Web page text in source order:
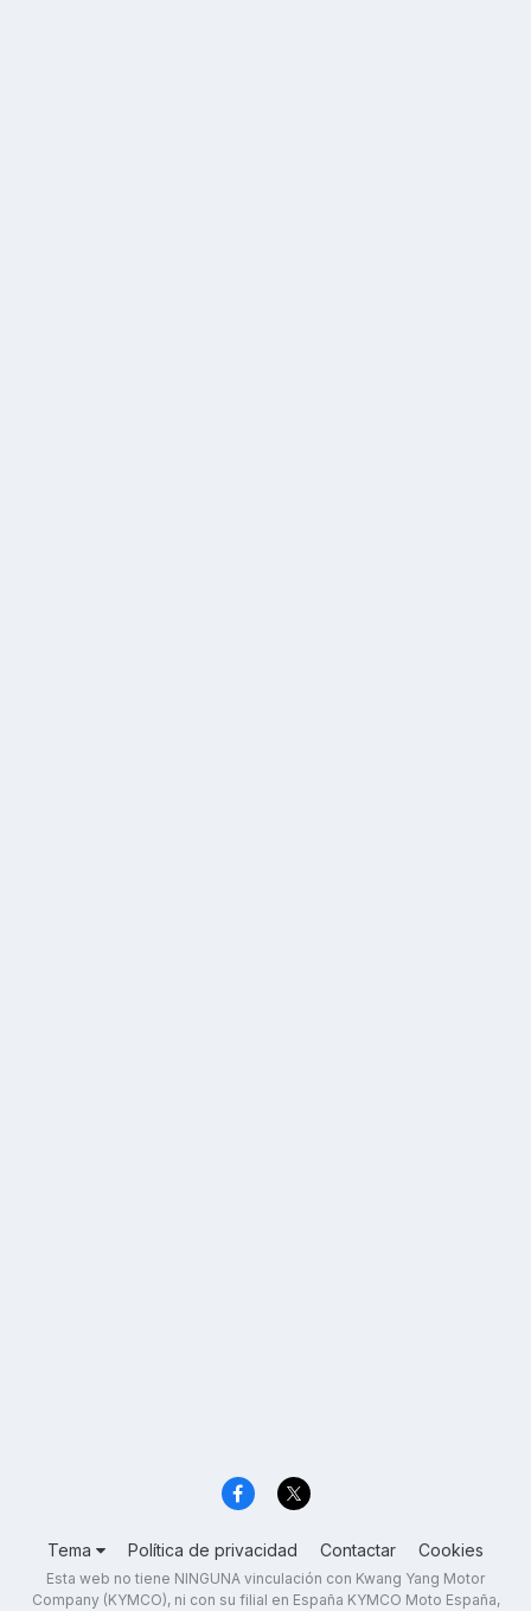
Tema Política de privacidad Contactar Cookies
Esta web no tiene NINGUNA vinculación con Kwang Yang Motor
Company (KYMCO), ni con su filial en España KYMCO Moto España,